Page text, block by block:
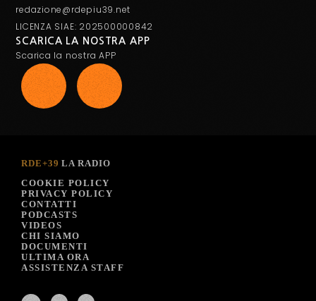
redazione@rdepiu39.net
LICENZA SIAE: 202500000842
SCARICA LA NOSTRA APP
Scarica la nostra APP
RDE+39LA RADIO
COOKIE POLICY
PRIVACY POLICY
CONTATTI
PODCASTS
VIDEOS
CHI SIAMO
DOCUMENTI
ULTIMA ORA
ASSISTENZA STAFF